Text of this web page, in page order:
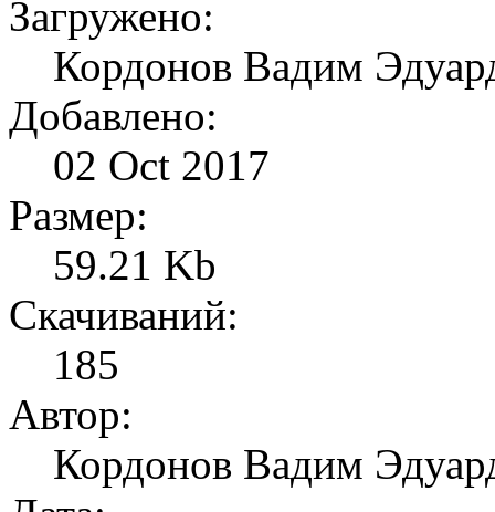
Загружено:
Кордонов Вадим
Добавлено:
02 Oct 2017
Размер:
59.21 Kb
Скачиваний:
185
Автор:
Кордонов Вадим